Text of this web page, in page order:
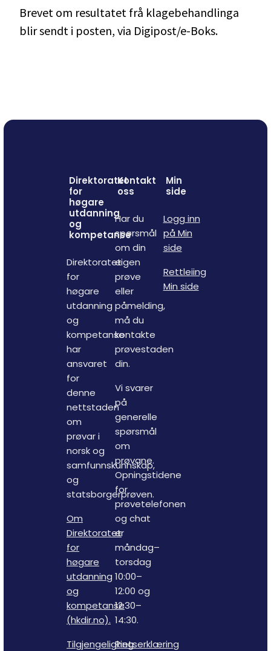
Brevet om resultatet frå klagebehandlinga
blir sendt i posten, via Digipost/e-Boks.
Direktoratet
for
høgare
utdanning
og
kompetanse
Direktoratet
for
høgare
utdanning
og
kompetanse
har
ansvaret
for
denne
nettstaden
om
prøvar i
norsk og
samfunnskunnskap,
og
statsborgerprøven.
Om
Direktoratet
for
høgare
utdanning
og
kompetanse
(hkdir.no).
Tilgjengelighetserklæring
Kontakt
oss
Har du
spørsmål
om din
eigen
prøve
eller
påmelding,
må du
kontakte
prøvestaden
din.
Vi svarer
på
generelle
spørsmål
om
prøvane.
Opningstidene
for
prøvetelefonen
og chat
er
måndag–
torsdag
10:00–
12:00 og
12:30–
14:30.
Ring
Min
side
Logg inn
på Min
side
Rettleiing
Min side